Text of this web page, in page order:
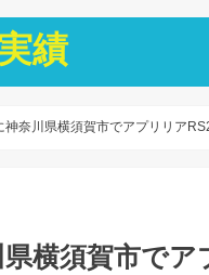
績
神奈川県横須賀市でアプリリア
横須賀市でア